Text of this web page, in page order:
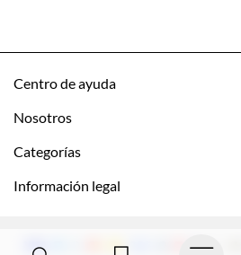
Centro de ayuda
Mis pedidos
Nosotros
Acerca de Tennis
Categorías
Nuevo
Información legal
Política de envio y devolución